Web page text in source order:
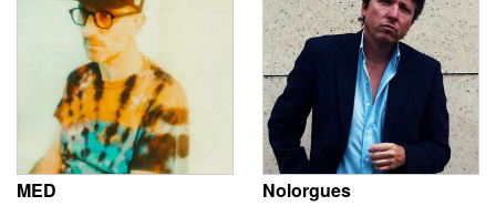
MED Nolorgues